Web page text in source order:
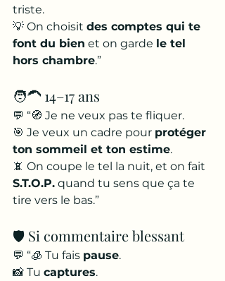
triste.
💡 On choisit des comptes qui te
font du bien et on garde le tel
hors chambre.”
🧑‍🦱 14–17 ans
💬 “🧭 Je ne veux pas te fliquer.
🎯 Je veux un cadre pour protéger
ton sommeil et ton estime.
📵 On coupe le tel la nuit, et on fait
S.T.O.P. quand tu sens que ça te
tire vers le bas.”
🛡️ Si commentaire blessant
💬 “🧊 Tu fais pause.
📸 Tu captures.